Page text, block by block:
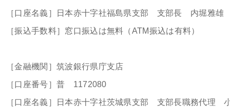
［口座名義］日本赤十字社福島県支部 支部長 内堀雅雄
［振込手数料］窓口振込は無料（ATM振込は有料）
［金融機関］筑波銀行県庁支店
［口座番号］普 1172080
［口座名義］日本赤十字社茨城県支部 支部長職務代理